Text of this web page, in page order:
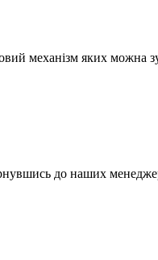
механізм яких можна
до наших